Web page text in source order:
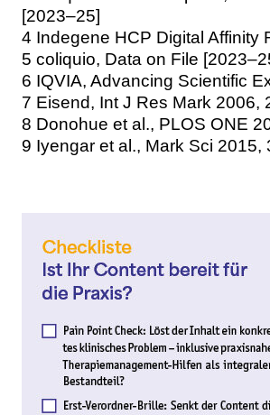
[2023–25]
4 Indegene HCP Digital Affinity
5 coliquio, Data on File
6 IQVIA, Advancing Scientific
7 Eisend, Int J Res Mark 2006,
8 Donohue et al., PLOS ONE
9 Iyengar et al., Mark Sci 2015,